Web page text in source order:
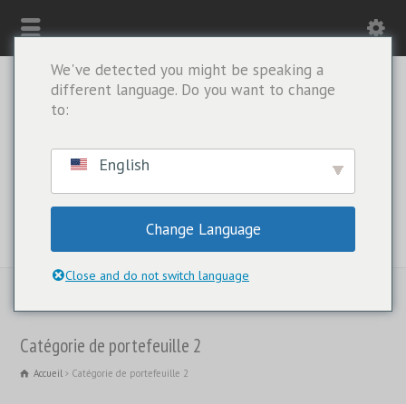
WHATSAPP UNIQUEMENT : +1(443) 212-8730
Catégorie de portefeuille 2
Accueil Catégorie de portefeuille 2
We've detected you might be speaking a
different language. Do you want to change
to:
English
Change Language
Close and do not switch language